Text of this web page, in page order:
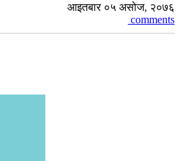
आइतबार ०५ असोज, २०७६
comments